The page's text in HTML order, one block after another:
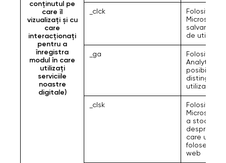
conținutul pe
care îl
vizualizați și cu
care
interacționați
pentru a
înregistra
modul în care
utilizați
serviciile
noastre
digitale)
_clck
Folosit de
Microsoft
salvarea
de
_ga
Folosit de
Analytics și
posibilă
distingerea
utilizator
_clsk
Folosit de
Microsoft
a stoca
despre
care
folosește
web